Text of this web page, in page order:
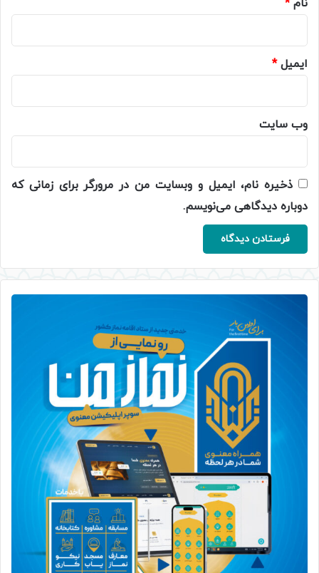
نام *
ایمیل*
وب‌ سایت
ذخیره نام، ایمیل و وبسایت من در مرورگر برای زمانی که
دوباره دیدگاهی می‌نویسم.